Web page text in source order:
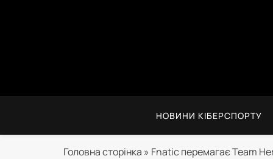
НОВИНИ КІБЕРСПОРТУ
Головна сторінка » Fnatic перемагає Team